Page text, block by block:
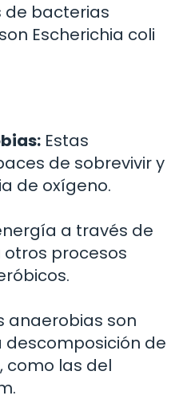
de bacterias
Escherichia coli
Estas
de sobrevivir y
de oxígeno.
a través de
procesos
anaerobias son
de
como las del